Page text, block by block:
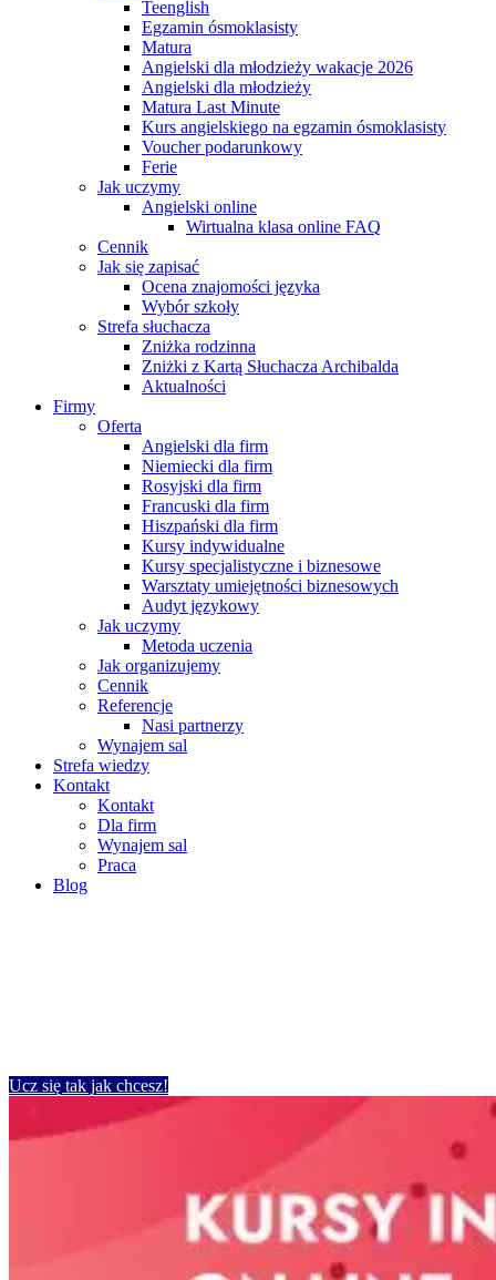
Teenglish
Egzamin ósmoklasisty
Matura
Angielski dla młodzieży wakacje 2026
Angielski dla młodzieży
Matura Last Minute
Kurs angielskiego na egzamin ósmoklasisty
Voucher podarunkowy
Ferie
Jak uczymy
Angielski online
Wirtualna klasa online FAQ
Cennik
Jak się zapisać
Ocena znajomości języka
Wybór szkoły
Strefa słuchacza
Zniżka rodzinna
Zniżki z Kartą Słuchacza Archibalda
Aktualności
Firmy
Oferta
Angielski dla firm
Niemiecki dla firm
Rosyjski dla firm
Francuski dla firm
Hiszpański dla firm
Kursy indywidualne
Kursy specjalistyczne i biznesowe
Warsztaty umiejętności biznesowych
Audyt językowy
Jak uczymy
Metoda uczenia
Jak organizujemy
Cennik
Referencje
Nasi partnerzy
Wynajem sal
Strefa wiedzy
Kontakt
Kontakt
Dla firm
Wynajem sal
Praca
Blog
Ucz się tak jak chcesz!